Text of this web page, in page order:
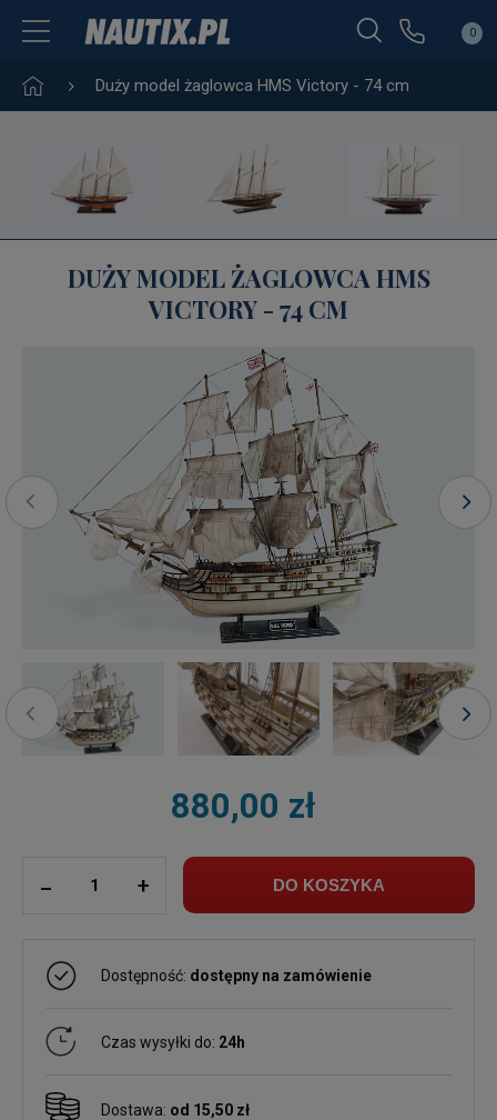
0
Duży model żaglowca HMS Victory - 74 cm
DUŻY MODEL ŻAGLOWCA HMS
VICTORY - 74 CM
880,00 zł
ilość + DO KOSZYKA
Dostępność: dostępny na zamówienie
Czas wysyłki do: 24h
Dostawa: od 15,50 zł